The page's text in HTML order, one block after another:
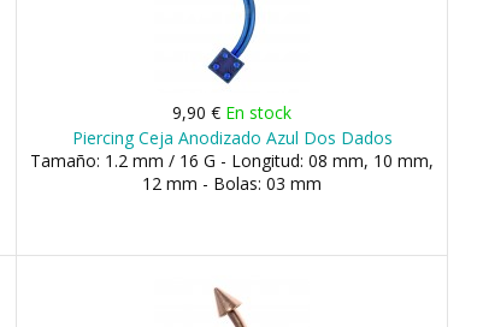
9,90 € En stock
Piercing Ceja Anodizado Azul Dos Dados
Tamaño: 1.2 mm / 16 G - Longitud: 08 mm, 10 mm,
12 mm - Bolas: 03 mm